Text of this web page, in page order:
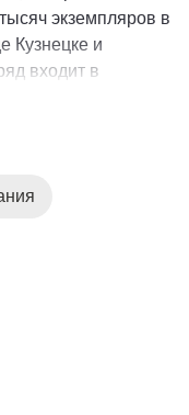
экземпляров в
Кузнецке и
входит в
выходит два
материалы
население.